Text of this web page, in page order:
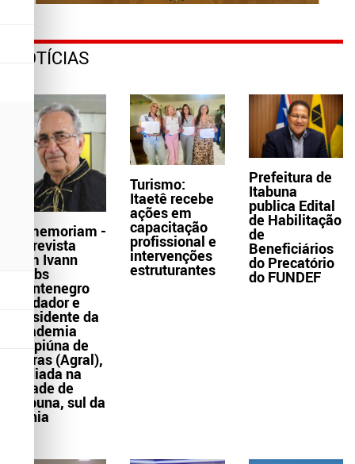
NOTÍCIAS
In memoriam -
Entrevista
com Ivann
Krebs
Montenegro
fundador e
presidente da
Academia
Grapiúna de
Letras (Agral),
sediada na
cidade de
Itabuna, sul da
Bahia
Turismo:
Itaetê recebe
ações em
capacitação
profissional e
intervenções
estruturantes
Prefeitura de
Itabuna
publica Edital
de Habilitação
de
Beneficiários
do Precatório
do FUNDEF